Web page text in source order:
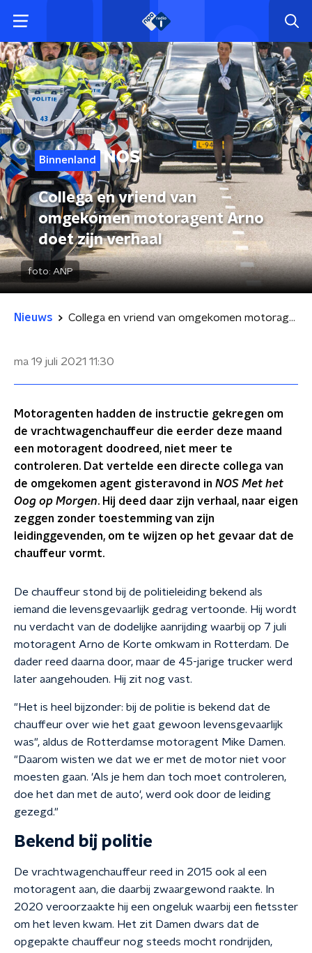
Binnenland
Collega en vriend van
omgekomen motoragent Arno
doet zijn verhaal
foto: ANP
Nieuws Collega en vriend van omgekomen motoragent Arno doet zijn verhaal
ma 19 juli 2021 11:30
Motoragenten hadden de instructie gekregen om
de vrachtwagenchauffeur die eerder deze maand
een motoragent doodreed, niet meer te
controleren. Dat vertelde een directe collega van
de omgekomen agent gisteravond in NOS Met het
Oog op Morgen. Hij deed daar zijn verhaal, naar eigen
zeggen zonder toestemming van zijn
leidinggevenden, om te wijzen op het gevaar dat de
chauffeur vormt.
De chauffeur stond bij de politieleiding bekend als
iemand die levensgevaarlijk gedrag vertoonde. Hij wordt
nu verdacht van de dodelijke aanrijding waarbij op 7 juli
motoragent Arno de Korte omkwam in Rotterdam. De
dader reed daarna door, maar de 45-jarige trucker werd
later aangehouden. Hij zit nog vast.
"Het is heel bijzonder: bij de politie is bekend dat de
chauffeur over wie het gaat gewoon levensgevaarlijk
was", aldus de Rotterdamse motoragent Mike Damen.
"Daarom wisten we dat we er met de motor niet voor
moesten gaan. 'Als je hem dan toch moet controleren,
doe het dan met de auto', werd ook door de leiding
gezegd."
Bekend bij politie
De vrachtwagenchauffeur reed in 2015 ook al een
motoragent aan, die daarbij zwaargewond raakte. In
2020 veroorzaakte hij een ongeluk waarbij een fietsster
om het leven kwam. Het zit Damen dwars dat de
opgepakte chauffeur nog steeds mocht rondrijden,